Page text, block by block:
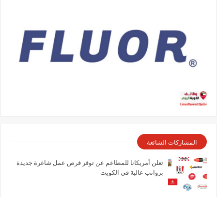
المشاركات الشائعة
تعلن أمريكانا للمطاعم عن توفر فرص عمل شاغرة جديدة
برواتب عالية في الكويت